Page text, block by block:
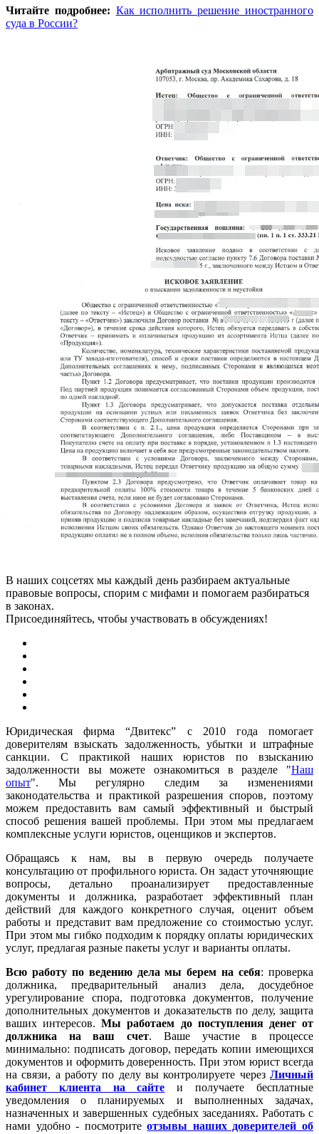
Читайте подробнее: Как исполнить решение иностранного
суда в России?
В наших соцсетях мы каждый день разбираем актуальные
правовые вопросы, спорим с мифами и помогаем разбираться
в законах.
Присоединяйтесь, чтобы участвовать в обсуждениях!
Юридическая фирма “Двитекс” с 2010 года помогает
доверителям взыскать задолженность, убытки и штрафные
санкции. С практикой наших юристов по взысканию
задолженности вы можете ознакомиться в разделе "Наш
опыт". Мы регулярно следим за изменениями
законодательства и практикой разрешения споров, поэтому
можем предоставить вам самый эффективный и быстрый
способ решения вашей проблемы. При этом мы предлагаем
комплексные услуги юристов, оценщиков и экспертов.
Обращаясь к нам, вы в первую очередь получаете
консультацию от профильного юриста. Он задаст уточняющие
вопросы, детально проанализирует предоставленные
документы и должника, разработает эффективный план
действий для каждого конкретного случая, оценит объем
работы и представит вам предложение со стоимостью услуг.
При этом мы гибко подходим к порядку оплаты юридических
услуг, предлагая разные пакеты услуг и варианты оплаты.
Всю работу по ведению дела мы берем на себя: проверка
должника, предварительный анализ дела, досудебное
урегулирование спора, подготовка документов, получение
дополнительных документов и доказательств по делу, защита
ваших интересов.Мы работаем до поступления денег от
должника на ваш счет. Ваше участие в процессе
минимально: подписать договор, передать копии имеющихся
документов и оформить доверенность. При этом юрист всегда
на связи, а работу по делу вы контролируете через Личный
кабинет клиента на сайте и получаете бесплатные
уведомления о планируемых и выполненных задачах,
назначенных и завершенных судебных заседаниях. Работать с
нами удобно - посмотритеотзывы наших доверителей об